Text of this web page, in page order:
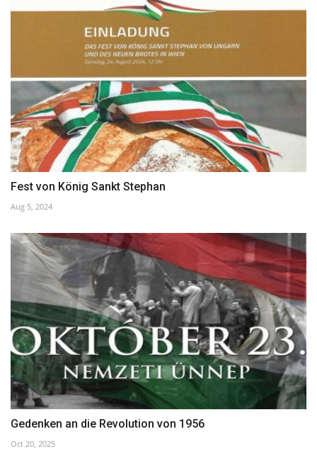
Fest von König Sankt Stephan
Aug 5, 2024
Gedenken an die Revolution von 1956
Oct 20, 2025